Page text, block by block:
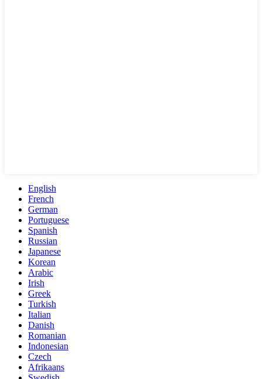
English
French
German
Portuguese
Spanish
Russian
Japanese
Korean
Arabic
Irish
Greek
Turkish
Italian
Danish
Romanian
Indonesian
Czech
Afrikaans